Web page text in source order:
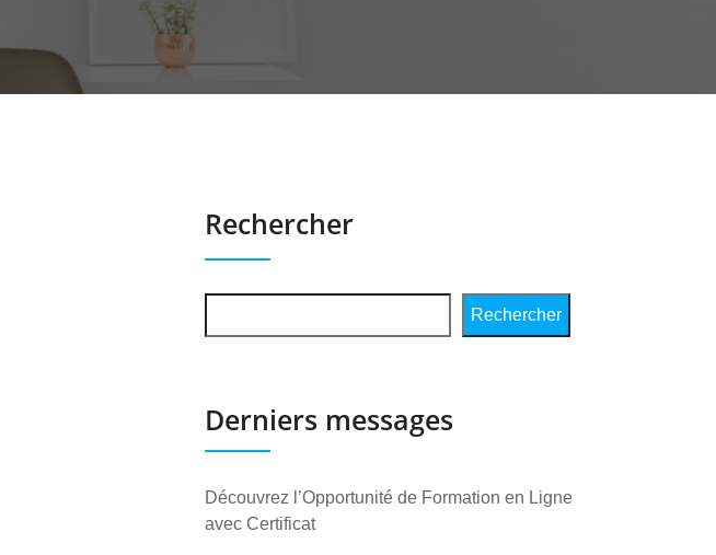
Rechercher
Rechercher
Derniers messages
Découvrez l’Opportunité de Formation en Ligne
avec Certificat